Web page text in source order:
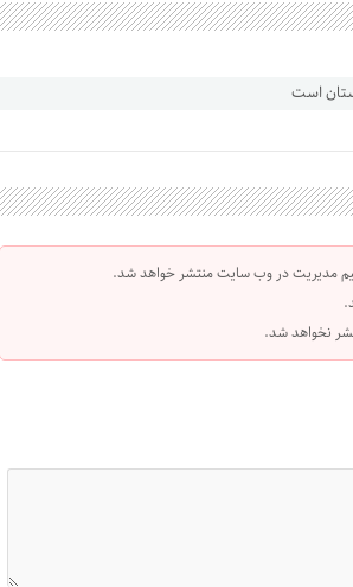
مدیریت در وب سایت منتشر خواهد شد.
نخواهد شد.